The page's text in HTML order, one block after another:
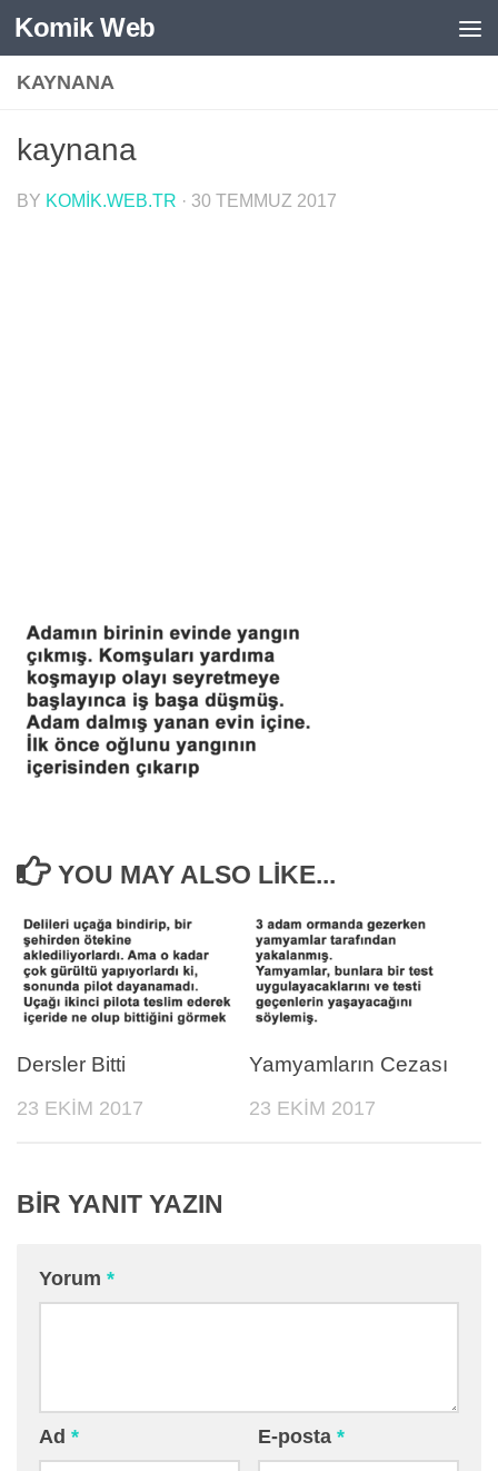
Skip to content
Komik Web
KAYNANA
kaynana
BY KOMIK.WEB.TR · 30 TEMMUZ 2017
YOU MAY ALSO LIKE...
Dersler Bitti
23 EKIM 2017
Yamyamların Cezası
23 EKIM 2017
BIR YANIT YAZIN
Yorum *
Ad * E-posta *